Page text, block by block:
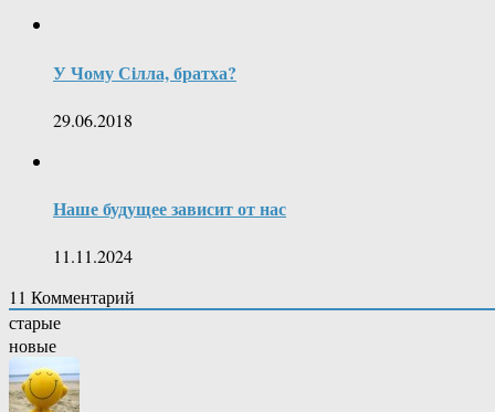
У Чому Сiлла, братха?
29.06.2018
Наше будущее зависит от нас
11.11.2024
11 Комментарий
старые
новые